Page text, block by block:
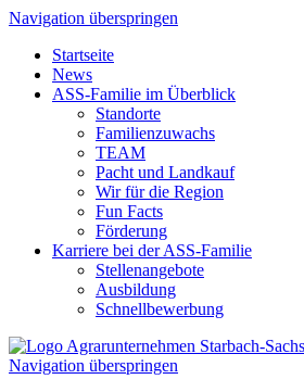
Navigation überspringen
Startseite
News
ASS-Familie im Überblick
Standorte
Familienzuwachs
TEAM
Pacht und Landkauf
Wir für die Region
Fun Facts
Förderung
Karriere bei der ASS-Familie
Stellenangebote
Ausbildung
Schnellbewerbung
Navigation überspringen